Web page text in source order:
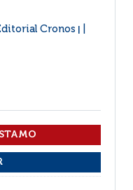
Cronos